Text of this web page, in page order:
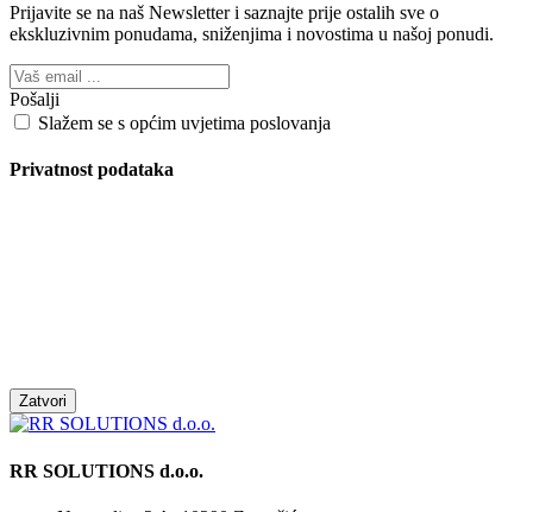
Prijavite se na naš Newsletter i saznajte prije ostalih sve o
ekskluzivnim ponudama, sniženjima i novostima u našoj ponudi.
Pošalji
Slažem se s općim uvjetima poslovanja
Privatnost podataka
Zatvori
RR SOLUTIONS d.o.o.